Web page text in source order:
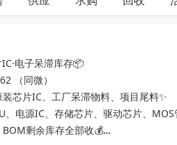
电子呆滞库存📦
（同微）
芯片IC、工厂呆滞物料、项目尾料✨
、电源IC、存储芯片、驱动芯片、
剩余库存全部收💰